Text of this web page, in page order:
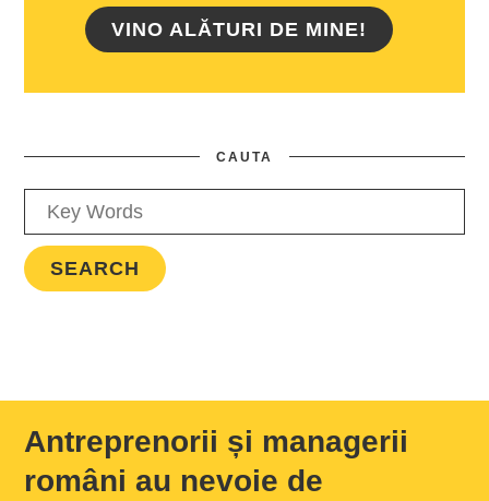
VINO ALĂTURI DE MINE!
CAUTA
Antreprenorii și managerii
români au nevoie de